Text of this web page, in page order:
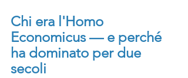
Chi era l'Homo
Economicus — e perché
ha dominato per due
secoli